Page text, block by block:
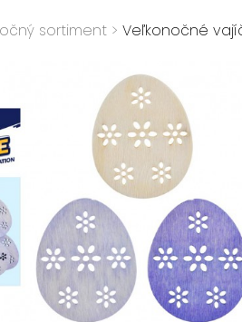
sortiment > Veľkonočné